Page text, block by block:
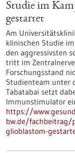
Studie im
gestartet
Am
klinischen Studie
den aggressivsten
tritt im
Forschungsstand
Studienteam unter
Tabatabai setzt
Immunstimulator
https://
bw.de/fachbeitrag/
glioblastom-